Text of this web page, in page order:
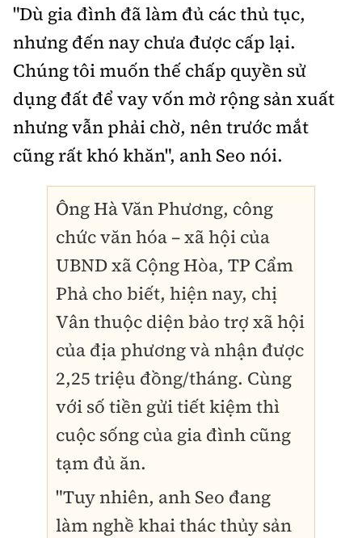
"Dù gia đình đã làm đủ các thủ tục,
nhưng đến nay chưa được cấp lại.
Chúng tôi muốn thế chấp quyền sử
dụng đất để vay vốn mở rộng sản xuất
nhưng vẫn phải chờ, nên trước mắt
cũng rất khó khăn", anh Seo nói.
Ông Hà Văn Phương, công
chức văn hóa – xã hội của
UBND xã Cộng Hòa, TP Cẩm
Phả cho biết, hiện nay, chị
Vân thuộc diện bảo trợ xã hội
của địa phương và nhận được
2,25 triệu đồng/tháng. Cùng
với số tiền gửi tiết kiệm thì
cuộc sống của gia đình cũng
tạm đủ ăn.
"Tuy nhiên, anh Seo đang
làm nghề khai thác thủy sản